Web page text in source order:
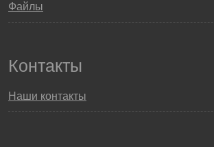
Файлы
Контакты
Наши контакты